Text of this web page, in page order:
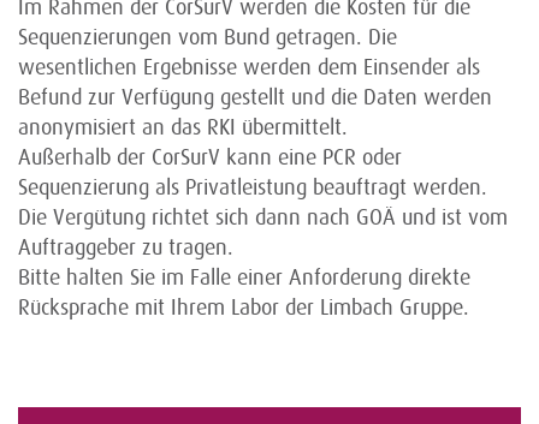
Im Rahmen der CorSurV werden die Kosten für die
Sequenzierungen vom Bund getragen. Die
wesentlichen Ergebnisse werden dem Einsender als
Befund zur Verfügung gestellt und die Daten werden
anonymisiert an das RKI übermittelt.
Außerhalb der CorSurV kann eine PCR oder
Sequenzierung als Privatleistung beauftragt werden.
Die Vergütung richtet sich dann nach GOÄ und ist vom
Auftraggeber zu tragen.
Bitte halten Sie im Falle einer Anforderung direkte
Rücksprache mit Ihrem Labor der Limbach Gruppe.